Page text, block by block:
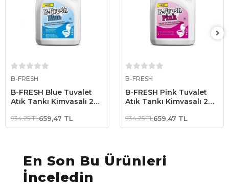
B-FRESH
B-FRESH Blue Tuvalet
Atık Tankı Kimyasalı 2
934,25 TL659,47 TL
B-FRESH
B-FRESH Pink Tuvalet
Atık Tankı Kimyasalı 2
934,25 TL659,47 TL
En Son Bu Ürünleri
İnceledin